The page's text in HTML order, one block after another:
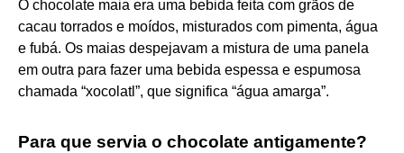
O chocolate maia era uma bebida feita com grãos de
cacau torrados e moídos, misturados com pimenta, água
e fubá. Os maias despejavam a mistura de uma panela
em outra para fazer uma bebida espessa e espumosa
chamada “xocolatl”, que significa “água amarga”.
Para que servia o chocolate antigamente?